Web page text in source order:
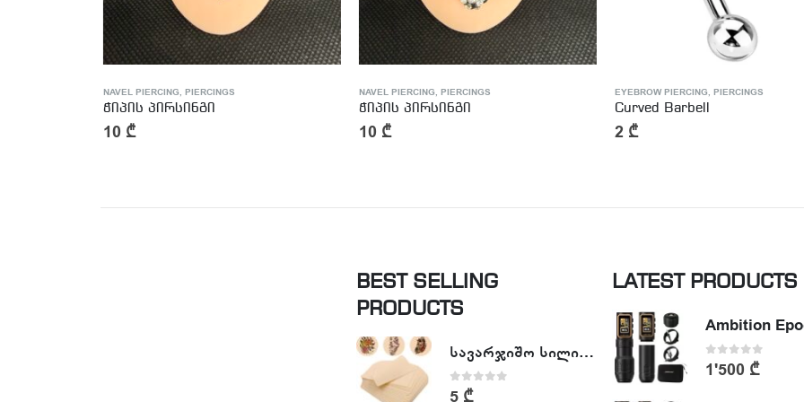
NAVEL PIERCING, PIERCINGS
ჭიპის პირსინგი
10 ₾
NAVEL PIERCING, PIERCINGS
ჭიპის პირსინგი
10 ₾
EYEBROW PIERCING, PIERCINGS
Curved Barbell
2 ₾
BEST SELLING
PRODUCTS
სავარჯიშო სილიკონის ხელოვნური კანი - Tattoo Practike skin
0out of 5
5 ₾
LATEST PRODUCTS
0out of 5
1'500 ₾